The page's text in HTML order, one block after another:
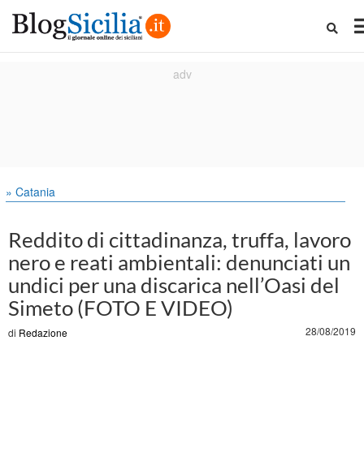
» Catania
Reddito di cittadinanza, truffa, lavoro
nero e reati ambientali: denunciati un
undici per una discarica nell’Oasi del
Simeto (FOTO E VIDEO)
di Redazione 28/08/2019